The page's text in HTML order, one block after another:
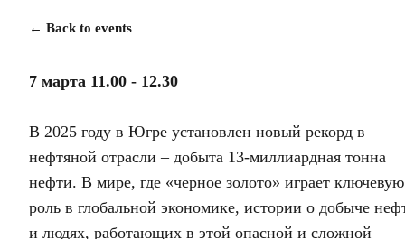
← Back to events
7 марта 11.00 - 12.30
В 2025 году в Югре установлен новый рекорд в
нефтяной отрасли – добыта 13-миллиардная тонна
нефти. В мире, где «черное золото» играет ключевую
роль в глобальной экономике, истории о добыче
и людях, работающих в этой опасной и сложной